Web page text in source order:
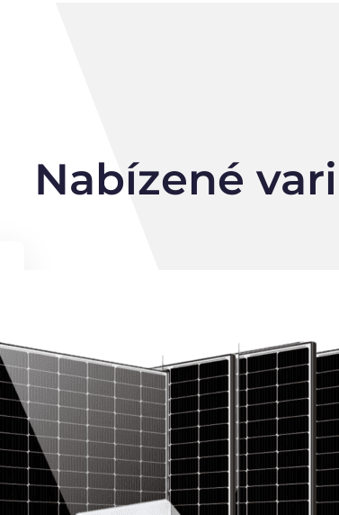
Nabízené